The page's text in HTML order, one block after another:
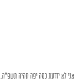
אני לא יודעת כמה יפה תהיה תשפ"ה.